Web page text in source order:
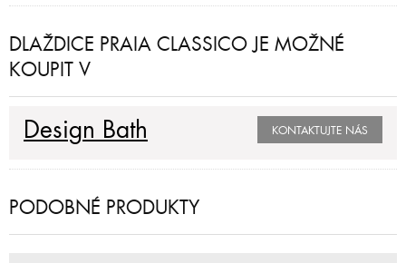
DLAŽDICE PRAIA CLASSICO JE MOŽNÉ
KOUPIT V
Design Bath KONTAKTUJTE NÁS
PODOBNÉ PRODUKTY